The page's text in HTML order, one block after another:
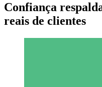
Confiança
reais de clientes